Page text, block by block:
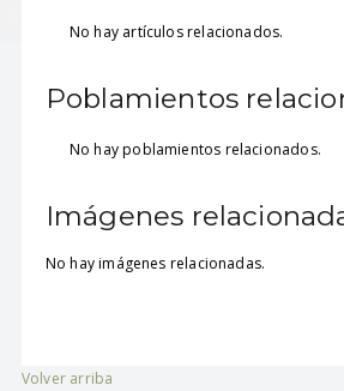
No hay artículos relacionados.
Poblamientos
No hay poblamientos relacionados.
Imágenes
No hay imágenes relacionadas.
Volver arriba